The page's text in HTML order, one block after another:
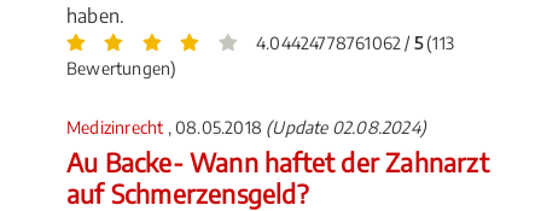
haben.
4.04424778761062 / 5(113
Bewertungen)
Medizinrecht , 08.05.2018 (Update 02.08.2024)
Au Backe- Wann haftet der Zahnarzt
auf Schmerzensgeld?